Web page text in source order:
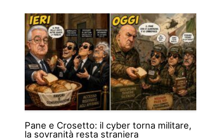
Pane e Crosetto: il cyber torna militare,
la sovranità resta straniera